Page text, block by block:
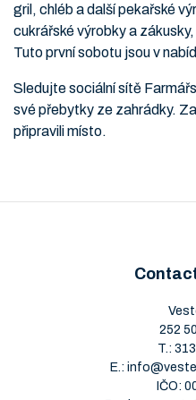
gril, chléb a další pekařské
cukrářské výrobky a
Tuto první sobotu jsou v
Sledujte sociální sítě
své přebytky ze zahrádky.
připravili místo.
252
T.:
E.:
IČO: